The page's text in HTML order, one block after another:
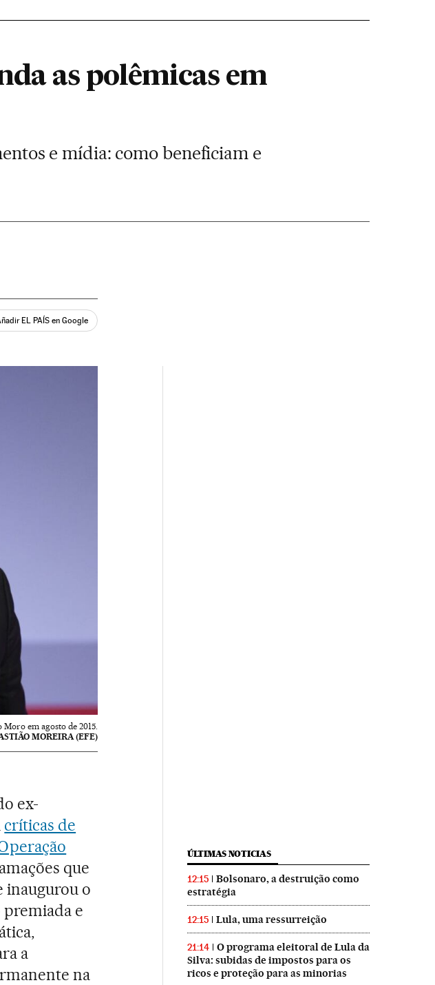
as polêmicas em
e mídia: como beneficiam e
EL PAÍS en Google
Moro em agosto de 2015.
MOREIRA (EFE)
ex-
críticas de
que
inaugurou o
e
a
na
ÚLTIMAS NOTICIAS
12:15
Bolsonaro, a destruição como
estratégia
12:15 Lula, uma ressurreição
21:14
O programa eleitoral de Lula da
Silva: subidas de impostos para os
ricos e proteção para as minorias